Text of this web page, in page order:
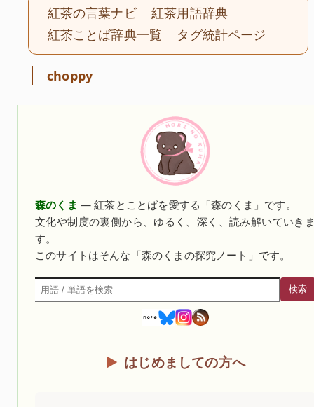
紅茶の言葉ナビ
紅茶用語辞典
紅茶ことば辞典一覧
タグ統計ページ
choppy
森のくま — 紅茶とことばを愛する「森のくま」です。
文化や制度の裏側から、ゆるく、深く、読み解いていき
す。
このサイトはそんな「森のくまの探究ノート」です。
検索
検索
はじめましての方へ